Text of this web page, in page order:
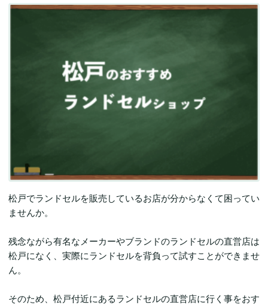
松戸でランドセルを販売しているお店が分からなくて困ってい
ませんか。
残念ながら有名なメーカーやブランドのランドセルの直営店は
松戸になく、実際にランドセルを背負って試すことができませ
ん。
そのため、松戸付近にあるランドセルの直営店に行く事をおす